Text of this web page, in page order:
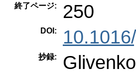
終了ページ: 250
DOI:
抄録: